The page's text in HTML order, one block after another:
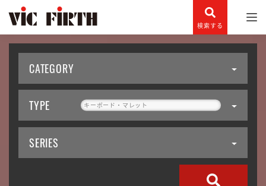
検索する
CATEGORY
TYPE キーボード・マレット
SERIES